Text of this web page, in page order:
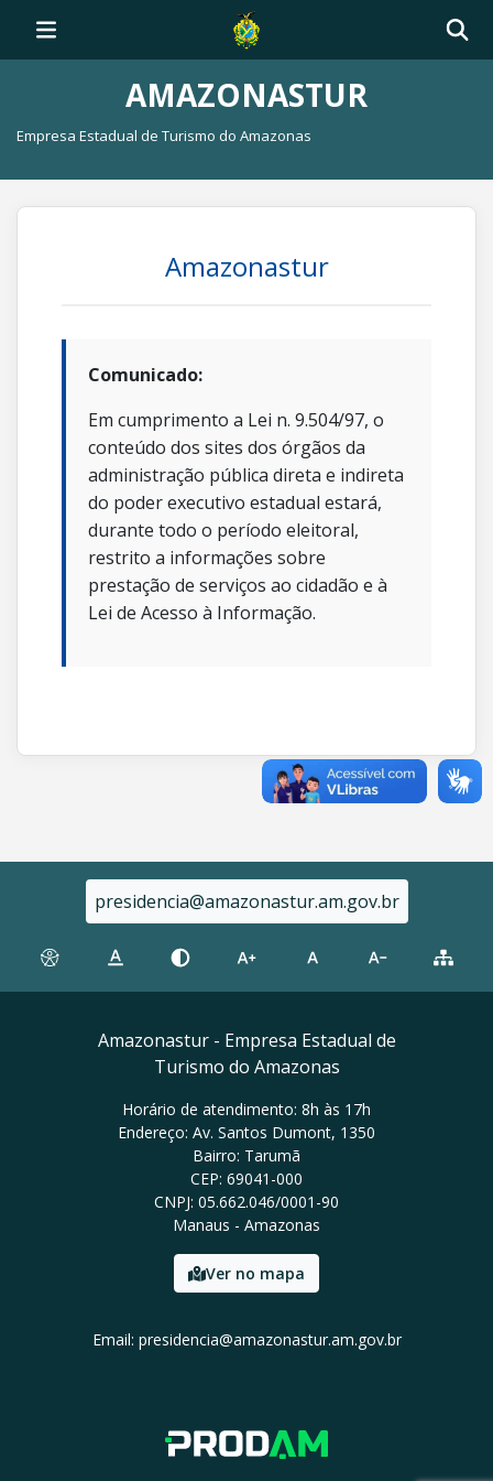
AMAZONASTUR
Empresa Estadual de Turismo do Amazonas
Amazonastur
Comunicado:
Em cumprimento a Lei n. 9.504/97, o
conteúdo dos sites dos órgãos da
administração pública direta e indireta
do poder executivo estadual estará,
durante todo o período eleitoral,
restrito a informações sobre
prestação de serviços ao cidadão e à
Lei de Acesso à Informação.
presidencia@amazonastur.am.gov.br
Amazonastur - Empresa Estadual de
Turismo do Amazonas
Horário de atendimento: 8h às 17h
Endereço: Av. Santos Dumont, 1350
Bairro: Tarumã
CEP: 69041-000
CNPJ: 05.662.046/0001-90
Manaus - Amazonas
Ver no mapa
Email: presidencia@amazonastur.am.gov.br